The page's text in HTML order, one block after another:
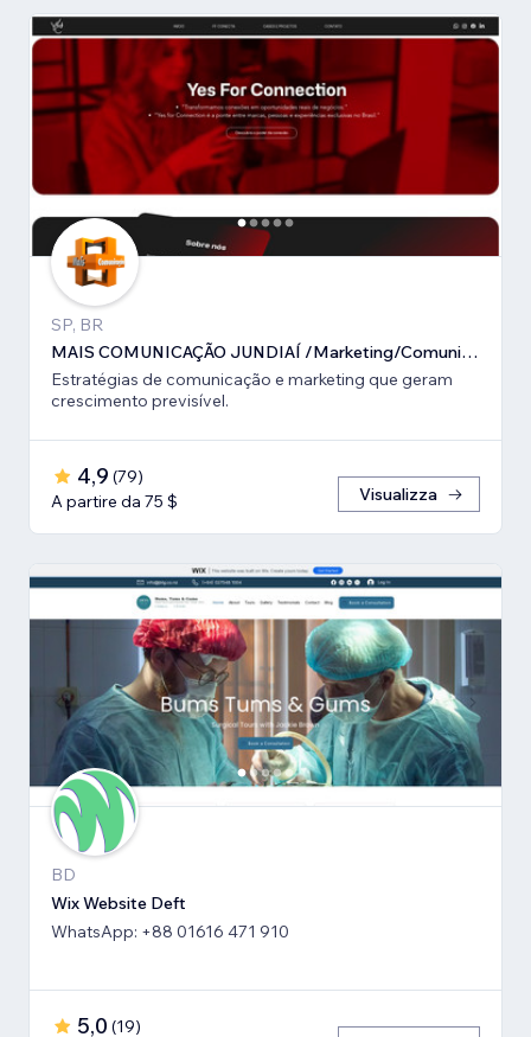
SP, BR
MAIS COMUNICAÇÃO JUNDIAÍ /Marketing/Comunicação estratégica
Estratégias de comunicação e marketing que geram
crescimento previsível.
4,9 (79)
A partire da 75 $
Visualizza
BD
Wix Website Deft
WhatsApp: +88 01616 471 910
5,0 (19)